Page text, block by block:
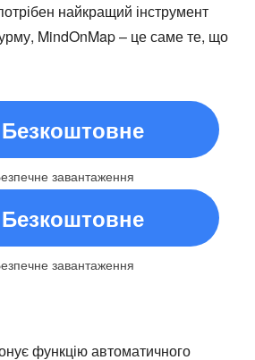
найкращий інструмент
MindOnMap – це саме те, що
Безкоштовне
завантаження
Безкоштовне
завантаження
функцію автоматичного